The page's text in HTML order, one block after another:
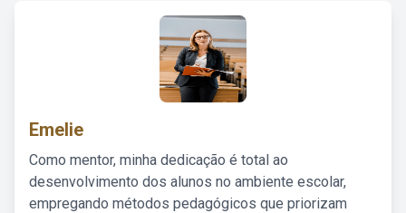
Emelie
Como mentor, minha dedicação é total ao
desenvolvimento dos alunos no ambiente escolar,
empregando métodos pedagógicos que priorizam